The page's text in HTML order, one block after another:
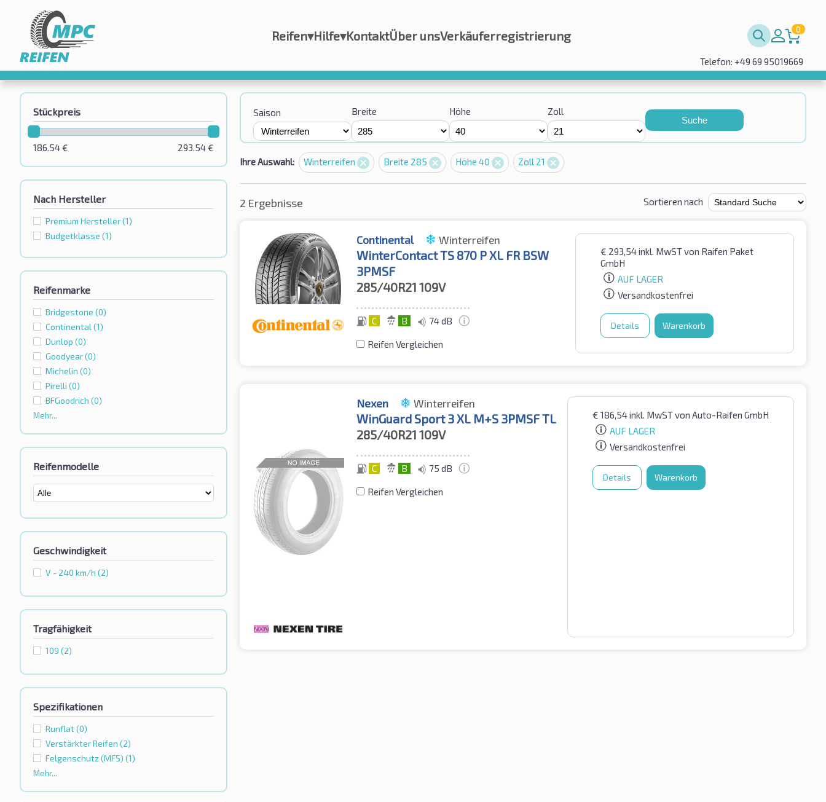
Reifen▾Hilfe▾KontaktÜber unsVerkäuferregistrierung 0
Telefon: +49 69 95019669
Stückpreis
293.54€
186.54€
Nach Hersteller
Premium Hersteller(1)
Budgetklassе (1)
Reifenmarke
Bridgestone (0)
Continental (1)
Dunlop (0)
Goodyear(0)
Michelin (0)
Pirelli (0)
BFGoodrich (0)
Mehr...
Reifenmodelle
Geschwindigkeit
V - 240 km/h (2)
Tragfähigkeit
109 (2)
Spezifikationen
Runflat(0)
Verstärkter Reifen (2)
Felgenschutz (MFS) (1)
Mehr...
Saison Breite Höhe Zoll
Suche
Ihre Auswahl: Winterreifen Breite 285 Höhe 40 Zoll 21
2 Ergebnisse Sortieren nach
Continental Winterreifen
WinterContact TS 870 P XL FR BSW
3PMSF
285/40R21 109V
C B 74 dB
Reifen Vergleichen
€ 293,54inkl. MwSTvon Raifen Paket
GmbH
AUF LAGER
Versandkostenfrei
Details Warenkorb
Nexen Winterreifen
WinGuard Sport 3 XL M+S 3PMSF TL
285/40R21 109V
C B 75 dB
Reifen Vergleichen
€ 186,54inkl. MwSTvon Auto-Raifen GmbH
AUF LAGER
Versandkostenfrei
Details Warenkorb